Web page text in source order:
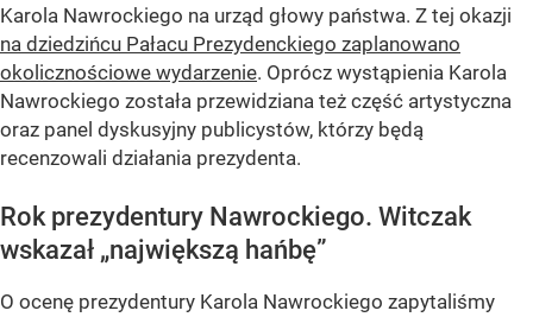
Karola Nawrockiego na urząd głowy państwa. Z tej okazji
na dziedzińcu Pałacu Prezydenckiego zaplanowano
okolicznościowe wydarzenie. Oprócz wystąpienia Karola
Nawrockiego została przewidziana też część artystyczna
oraz panel dyskusyjny publicystów, którzy będą
recenzowali działania prezydenta.
Rok prezydentury Nawrockiego. Witczak
wskazał „największą hańbę”
O ocenę prezydentury Karola Nawrockiego zapytaliśmy